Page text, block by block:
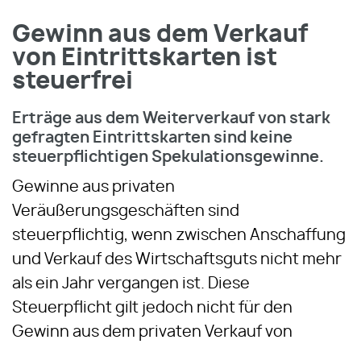
Gewinn aus dem Verkauf
von Eintrittskarten ist
steuerfrei
Erträge aus dem Weiterverkauf von stark
gefragten Eintrittskarten sind keine
steuerpflichtigen Spekulationsgewinne.
Gewinne aus privaten
Veräußerungsgeschäften sind
steuerpflichtig, wenn zwischen Anschaffung
und Verkauf des Wirtschaftsguts nicht mehr
als ein Jahr vergangen ist. Diese
Steuerpflicht gilt jedoch nicht für den
Gewinn aus dem privaten Verkauf von